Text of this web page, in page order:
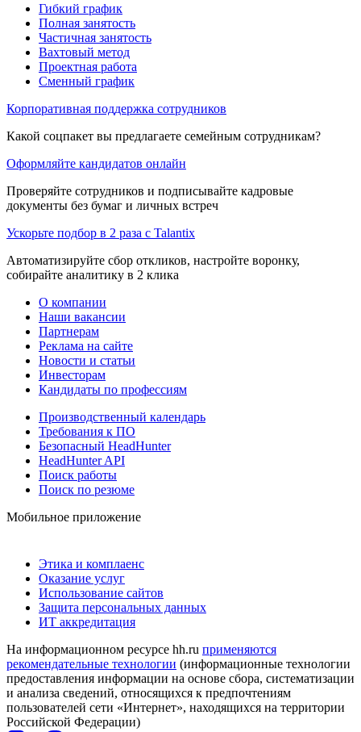
Гибкий график
Полная занятость
Частичная занятость
Вахтовый метод
Проектная работа
Сменный график
Корпоративная поддержка сотрудников
Какой соцпакет вы предлагаете семейным сотрудникам?
Оформляйте кандидатов онлайн
Проверяйте сотрудников и подписывайте кадровые
документы без бумаг и личных встреч
Ускорьте подбор в 2 раза с Talantix
Автоматизируйте сбор откликов, настройте воронку,
собирайте аналитику в 2 клика
О компании
Наши вакансии
Партнерам
Реклама на сайте
Новости и статьи
Инвесторам
Кандидаты по профессиям
Производственный календарь
Требования к ПО
Безопасный HeadHunter
HeadHunter API
Поиск работы
Поиск по резюме
Мобильное приложение
Этика и комплаенс
Оказание услуг
Использование сайтов
Защита персональных данных
ИТ аккредитация
На информационном ресурсе hh.ru применяются
рекомендательные технологии (информационные технологии
предоставления информации на основе сбора, систематизации
и анализа сведений, относящихся к предпочтениям
пользователей сети «Интернет», находящихся на территории
Российской Федерации)